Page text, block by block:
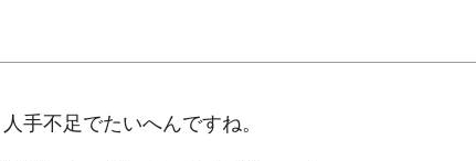
手不足でたいへんですね。